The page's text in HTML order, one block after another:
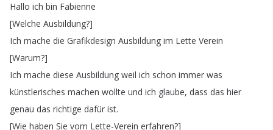
Hallo ich bin Fabienne
[Welche Ausbildung?]
Ich mache die Grafikdesign Ausbildung im Lette Verein
[Warum?]
Ich mache diese Ausbildung weil ich schon immer was
künstlerisches machen wollte und ich glaube, dass das hier
genau das richtige dafür ist.
[Wie haben Sie vom Lette-Verein erfahren?]